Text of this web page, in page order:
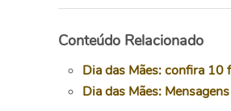
Conteúdo Relacionado
Dia das Mães: confira
Dia das Mães: